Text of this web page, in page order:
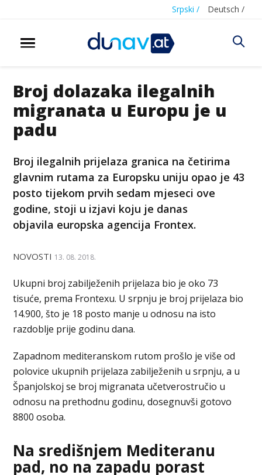
Srpski / Deutsch /
Broj dolazaka ilegalnih
migranata u Europu je u
padu
Broj ilegalnih prijelaza granica na četirima
glavnim rutama za Europsku uniju opao je 43
posto tijekom prvih sedam mjeseci ove
godine, stoji u izjavi koju je danas
objavila europska agencija Frontex.
NOVOSTI 13. 08. 2018.
Ukupni broj zabilježenih prijelaza bio je oko 73
tisuće, prema Frontexu. U srpnju je broj prijelaza bio
14.900, što je 18 posto manje u odnosu na isto
razdoblje prije godinu dana.
Zapadnom mediteranskom rutom prošlo je više od
polovice ukupnih prijelaza zabilježenih u srpnju, a u
Španjolskoj se broj migranata učetverostručio u
odnosu na prethodnu godinu, dosegnuvši gotovo
8800 osoba.
Na središnjem Mediteranu
pad, no na zapadu porast